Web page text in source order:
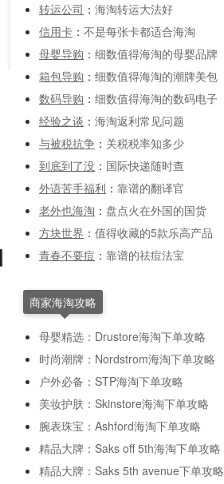
转运公司 ： 海淘转运大法好
信用卡 ： 不是每张卡都适合海淘
母婴导购 ： 细数值得海淘的母婴品牌
箱包导购 ： 细数值得海淘的潮牌美包
数码导购 ： 细数值得海淘的数码电子
经验之谈 ： 海淘返利常见问题
与被税抗争 ： 关税税率知多少
到底到了没 ： 国际快递随时查
外语苦手福利 ： 靠谱的翻译官
老外也海淘 ： 盘点火在外国的国货
方块世界 ： 值得收藏的5款乐高产品
青春不要痘 ： 靠谱的祛痘法宝
商家海淘攻略
母婴精选：Drustore海淘下单攻略
时尚潮牌：Nordstrom海淘下单攻略
户外必备：STP海淘下单攻略
美妆护肤：Skinstore海淘下单攻略
腕表珠宝：Ashford海淘下单攻略
精品大牌：Saks off 5th海淘下单攻略
精品大牌：Saks 5th avenue下单攻略